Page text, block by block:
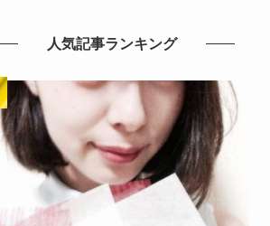
人気記事ランキング